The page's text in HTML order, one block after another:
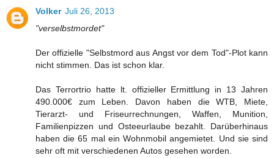
Volker Juli 26, 2013
"verselbstmordet"
Der offizielle "Selbstmord aus Angst vor dem Tod"-Plot kann
nicht stimmen. Das ist schon klar.
Das Terrortrio hatte lt. offizieller Ermittlung in 13 Jahren
490.000€ zum Leben. Davon haben die WTB, Miete,
Tierarzt- und Friseurrechnungen, Waffen, Munition,
Familienpizzen und Osteeurlaube bezahlt. Darüberhinaus
haben die 65 mal ein Wohnmobil angemietet. Und sie sind
sehr oft mit verschiedenen Autos gesehen worden.